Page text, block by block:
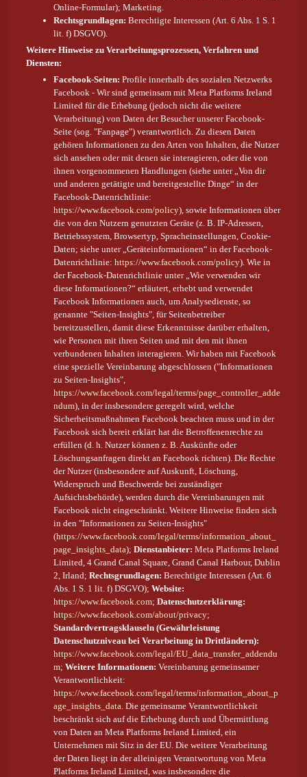
Online-Formular); Marketing.
Rechtsgrundlagen: Berechtigte Interessen (Art. 6 Abs. 1 S. 1
lit. f) DSGVO).
Weitere Hinweise zu Verarbeitungsprozessen, Verfahren und
Diensten:
Facebook-Seiten:Profile innerhalb des sozialen Netzwerks
Facebook - Wir sind gemeinsam mit Meta Platforms Ireland
Limited für die Erhebung (jedoch nicht die weitere
Verarbeitung) von Daten der Besucher unserer Facebook-
Seite (sog. "Fanpage") verantwortlich. Zu diesen Daten
gehören Informationen zu den Arten von Inhalten, die Nutzer
sich ansehen oder mit denen sie interagieren, oder die von
ihnen vorgenommenen Handlungen (siehe unter „Von dir
und anderen getätigte und bereitgestellte Dinge“ in der
Facebook-Datenrichtlinie:
https://www.facebook.com/policy), sowie Informationen über
die von den Nutzern genutzten Geräte (z. B. IP-Adressen,
Betriebssystem, Browsertyp, Spracheinstellungen, Cookie-
Daten; siehe unter „Geräteinformationen“ in der Facebook-
Datenrichtlinie:https://www.facebook.com/policy). Wie in
der Facebook-Datenrichtlinie unter „Wie verwenden wir
diese Informationen?“ erläutert, erhebt und verwendet
Facebook Informationen auch, um Analysedienste, so
genannte "Seiten-Insights", für Seitenbetreiber
bereitzustellen, damit diese Erkenntnisse darüber erhalten,
wie Personen mit ihren Seiten und mit den mit ihnen
verbundenen Inhalten interagieren. Wir haben mit Facebook
eine spezielle Vereinbarung abgeschlossen ("Informationen
zu Seiten-Insights",
https://www.facebook.com/legal/terms/page_controller_adde
ndum), in der insbesondere geregelt wird, welche
Sicherheitsmaßnahmen Facebook beachten muss und in der
Facebook sich bereit erklärt hat die Betroffenenrechte zu
erfüllen (d. h. Nutzer können z. B. Auskünfte oder
Löschungsanfragen direkt an Facebook richten). Die Rechte
der Nutzer (insbesondere auf Auskunft, Löschung,
Widerspruch und Beschwerde bei zuständiger
Aufsichtsbehörde), werden durch die Vereinbarungen mit
Facebook nicht eingeschränkt. Weitere Hinweise finden sich
in den "Informationen zu Seiten-Insights"
(https://www.facebook.com/legal/terms/information_about_
page_insights_data);Dienstanbieter: Meta Platforms Ireland
Limited, 4 Grand Canal Square, Grand Canal Harbour, Dublin
2, Irland;Rechtsgrundlagen: Berechtigte Interessen (Art. 6
Abs. 1 S. 1 lit. f) DSGVO);Website:
https://www.facebook.com;Datenschutzerklärung:
https://www.facebook.com/about/privacy;
Standardvertragsklauseln (Gewährleistung
Datenschutzniveau bei Verarbeitung in Drittländern):
https://www.facebook.com/legal/EU_data_transfer_addendu
m;Weitere Informationen: Vereinbarung gemeinsamer
Verantwortlichkeit:
https://www.facebook.com/legal/terms/information_about_p
age_insights_data . Die gemeinsame Verantwortlichkeit
beschränkt sich auf die Erhebung durch und Übermittlung
von Daten an Meta Platforms Ireland Limited, ein
Unternehmen mit Sitz in der EU. Die weitere Verarbeitung
der Daten liegt in der alleinigen Verantwortung von Meta
Platforms Ireland Limited, was insbesondere die